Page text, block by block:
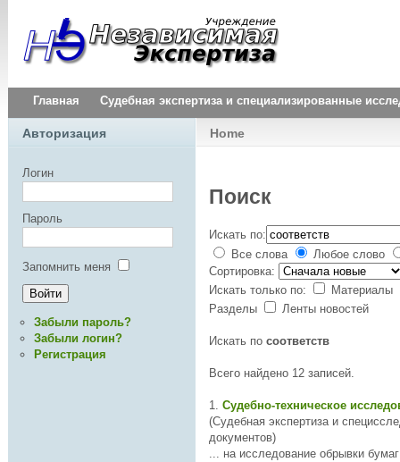
Главная Судебная экспертиза и специализированные
Home
Поиск
Искать по:
Все слова
Любое слово
Сортировка:
Искать только по:
Материалы
Разделы
Ленты новостей
Искать по соответств
Всего найдено 12 записей.
1. Судебно-техническое
(Судебная экспертиза и
документов)
... на исследование обрывки
Авторизация
Логин
Пароль
Запомнить меня
Забыли пароль?
Забыли логин?
Регистрация